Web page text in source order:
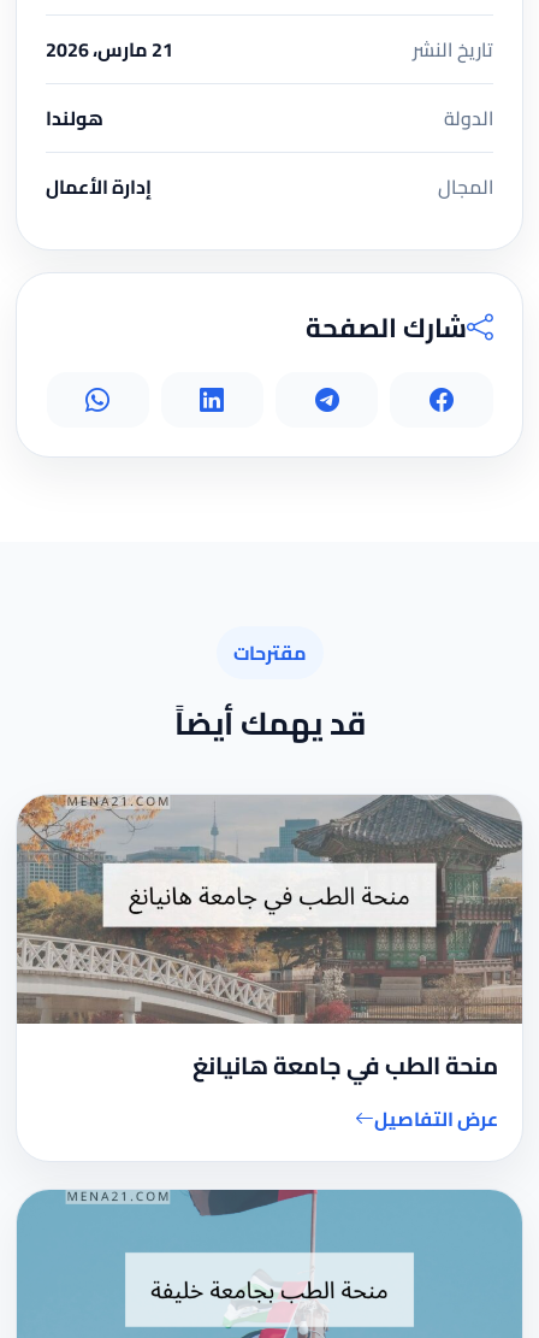
تاريخ النشر
21 مارس، 2026
الدولة
هولندا
المجال
إدارة الأعمال
شارك الصفحة
مقترحات
قد يهمك أيضاً
منحة الطب في جامعة هانيانغ
عرض التفاصيل